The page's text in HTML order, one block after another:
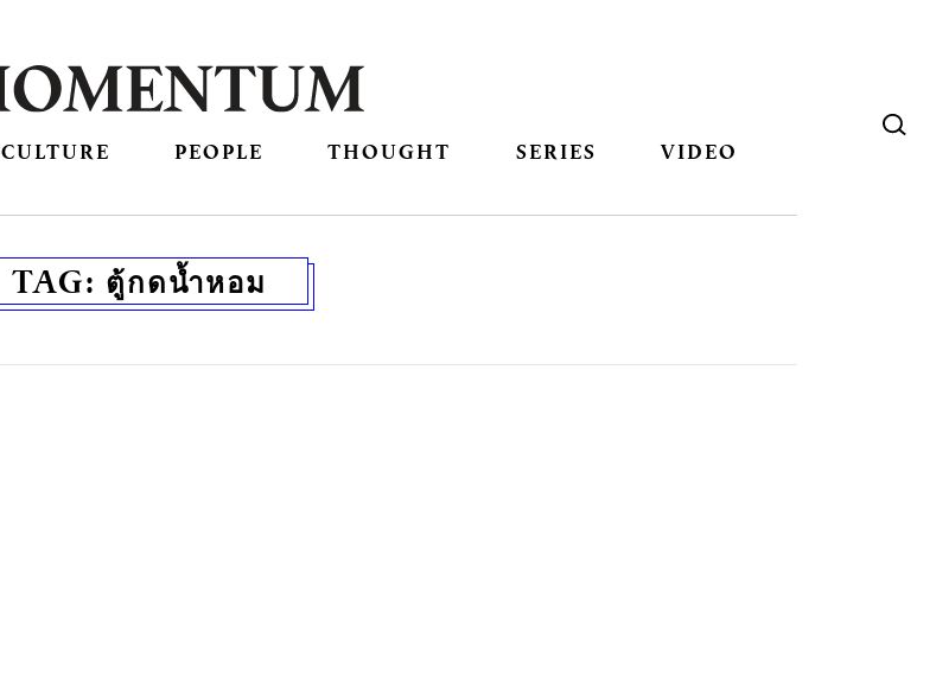
CULTURE PEOPLE THOUGHT SERIES VIDEO
TAG: ตู้กดน้ำหอม